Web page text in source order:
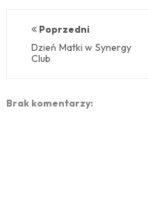
Poprzedni
Dzień Matki w Synergy
Club
Brak komentarzy: